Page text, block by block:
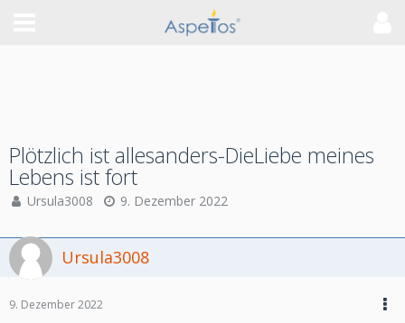
Plötzlich ist allesanders-DieLiebe meines
Lebens ist fort
Ursula3008 9. Dezember 2022
Ursula3008
9. Dezember 2022